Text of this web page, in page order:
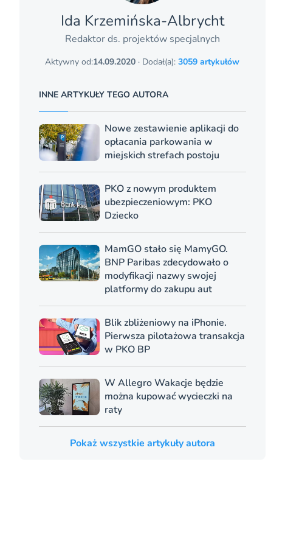
Ida Krzemińska-Albrycht
Redaktor ds. projektów specjalnych
Aktywny od:14.09.2020 · Dodał(a):3059 artykułów
INNE ARTYKUŁY TEGO AUTORA
Nowe zestawienie aplikacji do
opłacania parkowania w
miejskich strefach postoju
PKO z nowym produktem
ubezpieczeniowym: PKO
Dziecko
MamGO stało się MamyGO.
BNP Paribas zdecydowało o
modyfikacji nazwy swojej
platformy do zakupu aut
Blik zbliżeniowy na iPhonie.
Pierwsza pilotażowa transakcja
w PKO BP
W Allegro Wakacje będzie
można kupować wycieczki na
raty
Pokaż wszystkie artykuły autora